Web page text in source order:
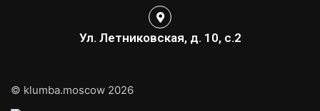
Ул. Летниковская, д. 10, с.2
© klumba.moscow 2026